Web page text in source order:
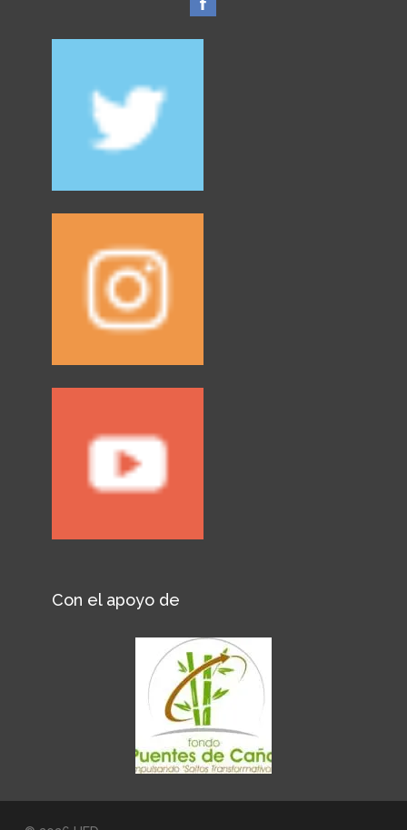
Con el apoyo de